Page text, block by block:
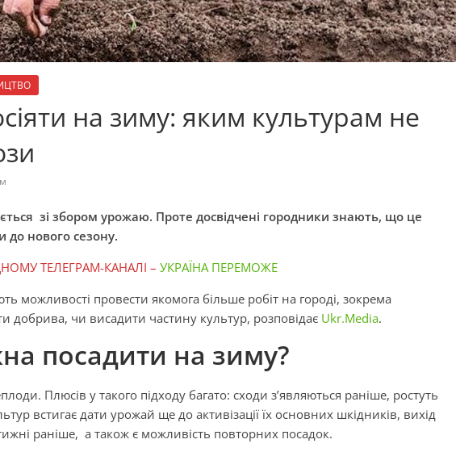
на зиму: яким культурам не
зі збором урожаю. Проте досвідчені городники знають, що це
до нового сезону.
ТЕЛЕГРАМ-КАНАЛІ – УКРАЇНА ПЕРЕМОЖЕ
можливості провести якомога більше робіт на городі, зокрема
добрива, чи висадити частину культур, розповідає Ukr.Media.
посадити на зиму?
Плюсів у такого підходу багато: сходи з’являються раніше, ростуть
встигає дати урожай ще до активізації їх основних шкідників, вихід
раніше, а також є можливість повторних посадок.